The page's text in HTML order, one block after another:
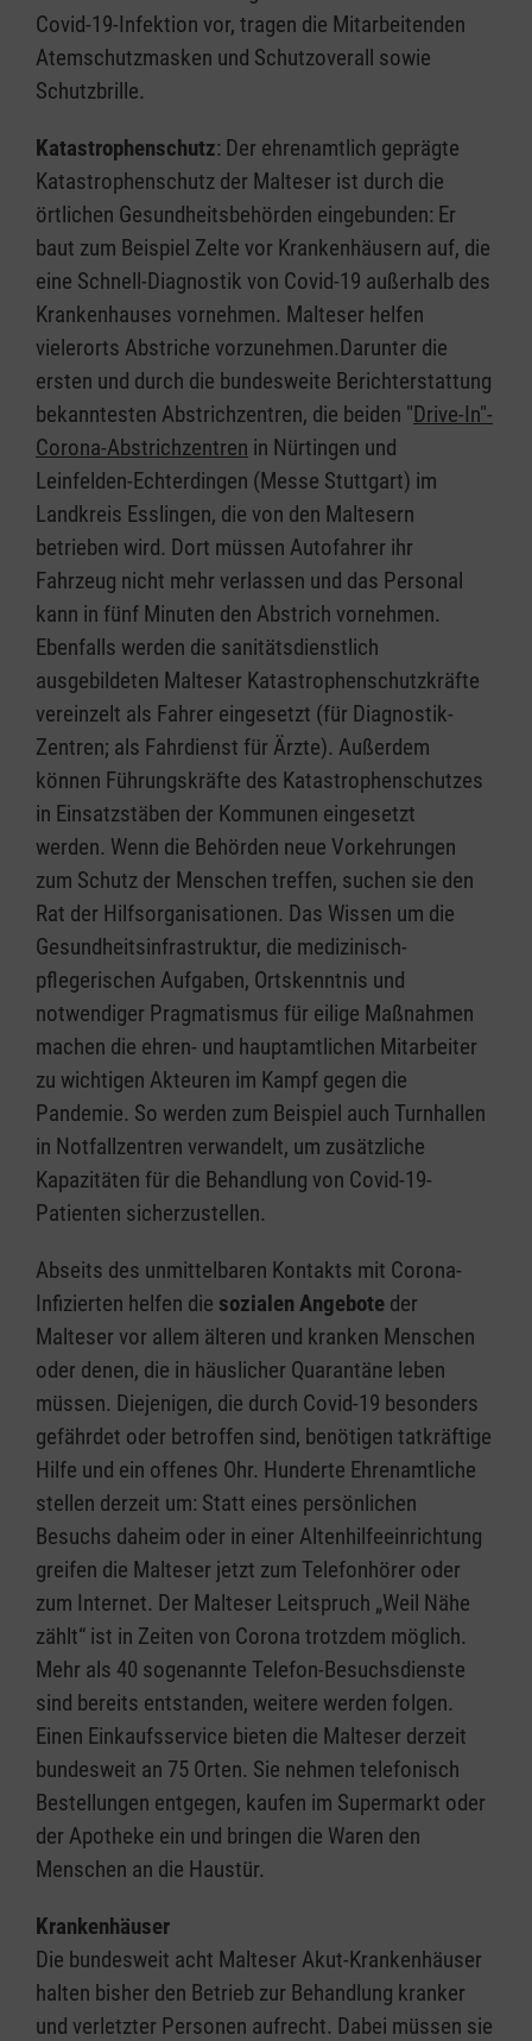
Covid-19-Infektion vor, tragen die Mitarbeitenden
Atemschutzmasken und Schutzoverall sowie
Schutzbrille.
Katastrophenschutz: Der ehrenamtlich geprägte
Katastrophenschutz der Malteser ist durch die
örtlichen Gesundheitsbehörden eingebunden: Er
baut zum Beispiel Zelte vor Krankenhäusern auf, die
eine Schnell-Diagnostik von Covid-19 außerhalb des
Krankenhauses vornehmen. Malteser helfen
vielerorts Abstriche vorzunehmen.Darunter die
ersten und durch die bundesweite Berichterstattung
bekanntesten Abstrichzentren, die beiden "Drive-In"-
Corona-Abstrichzentren in Nürtingen und
Leinfelden-Echterdingen (Messe Stuttgart) im
Landkreis Esslingen, die von den Maltesern
betrieben wird. Dort müssen Autofahrer ihr
Fahrzeug nicht mehr verlassen und das Personal
kann in fünf Minuten den Abstrich vornehmen.
Ebenfalls werden die sanitätsdienstlich
ausgebildeten Malteser Katastrophenschutzkräfte
vereinzelt als Fahrer eingesetzt (für Diagnostik-
Zentren; als Fahrdienst für Ärzte). Außerdem
können Führungskräfte des Katastrophenschutzes
in Einsatzstäben der Kommunen eingesetzt
werden. Wenn die Behörden neue Vorkehrungen
zum Schutz der Menschen treffen, suchen sie den
Rat der Hilfsorganisationen. Das Wissen um die
Gesundheitsinfrastruktur, die medizinisch-
pflegerischen Aufgaben, Ortskenntnis und
notwendiger Pragmatismus für eilige Maßnahmen
machen die ehren- und hauptamtlichen Mitarbeiter
zu wichtigen Akteuren im Kampf gegen die
Pandemie. So werden zum Beispiel auch Turnhallen
in Notfallzentren verwandelt, um zusätzliche
Kapazitäten für die Behandlung von Covid-19-
Patienten sicherzustellen.
Abseits des unmittelbaren Kontakts mit Corona-
Infizierten helfen die sozialen Angebote der
Malteser vor allem älteren und kranken Menschen
oder denen, die in häuslicher Quarantäne leben
müssen. Diejenigen, die durch Covid-19 besonders
gefährdet oder betroffen sind, benötigen tatkräftige
Hilfe und ein offenes Ohr. Hunderte Ehrenamtliche
stellen derzeit um: Statt eines persönlichen
Besuchs daheim oder in einer Altenhilfeeinrichtung
greifen die Malteser jetzt zum Telefonhörer oder
zum Internet. Der Malteser Leitspruch „Weil Nähe
zählt“ ist in Zeiten von Corona trotzdem möglich.
Mehr als 40 sogenannte Telefon-Besuchsdienste
sind bereits entstanden, weitere werden folgen.
Einen Einkaufsservice bieten die Malteser derzeit
bundesweit an 75 Orten. Sie nehmen telefonisch
Bestellungen entgegen, kaufen im Supermarkt oder
der Apotheke ein und bringen die Waren den
Menschen an die Haustür.
Krankenhäuser
Die bundesweit acht Malteser Akut-Krankenhäuser
halten bisher den Betrieb zur Behandlung kranker
und verletzter Personen aufrecht. Dabei müssen sie